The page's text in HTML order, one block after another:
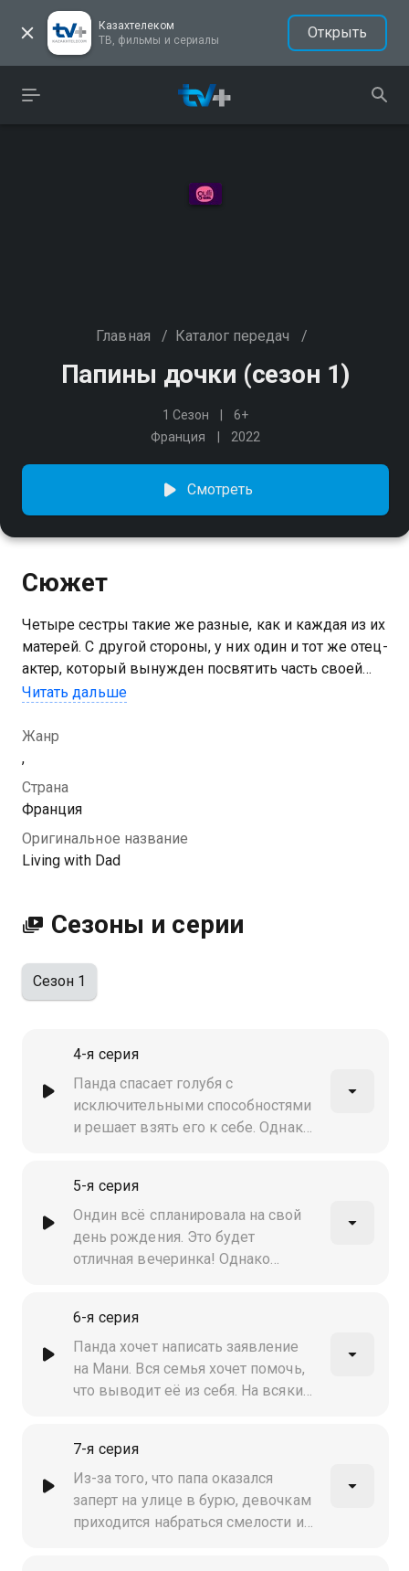
Казахтелеком
ТВ, фильмы и сериалы
Открыть
Главная / Каталог передач /
Папины дочки (сезон 1)
1 Сезон
6+
Франция
2022
Смотреть
Сюжет
Четыре сестры такие же разные, как и каждая из их
матерей. С другой стороны, у них один и тот же отец-
актер, который вынужден посвятить часть своей
жизни заботе о четырех любимых дочерях
Посмотреть онлайн 1 сезон сериала Папины дочки
качестве на Казахтелеком
Читать дальше
Жанр
,
Страна
Франция
Оригинальное название
Living with Dad
Сезоны и серии
Сезон 1
4-я серия
Панда спасает голубя с
исключительными способностями
и решает взять его к себе. Однако
5-я серия
Ондин всё спланировала на свой
день рождения. Это будет
отличная вечеринка! Однако
6-я серия
Панда хочет написать заявление
на Мани. Вся семья хочет помочь,
что выводит её из себя. На всякий
7-я серия
Из-за того, что папа оказался
заперт на улице в бурю, девочкам
приходится набраться смелости и